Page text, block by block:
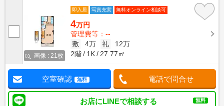
画像 : 21枚
即入居 写真充実 無料オンライン相談可
4万円
管理費等：--
敷
4万 礼
12万
2階
1K 27.77㎡
空室確認 無料 電話で問合せ
お店にLINEで相談する 無料